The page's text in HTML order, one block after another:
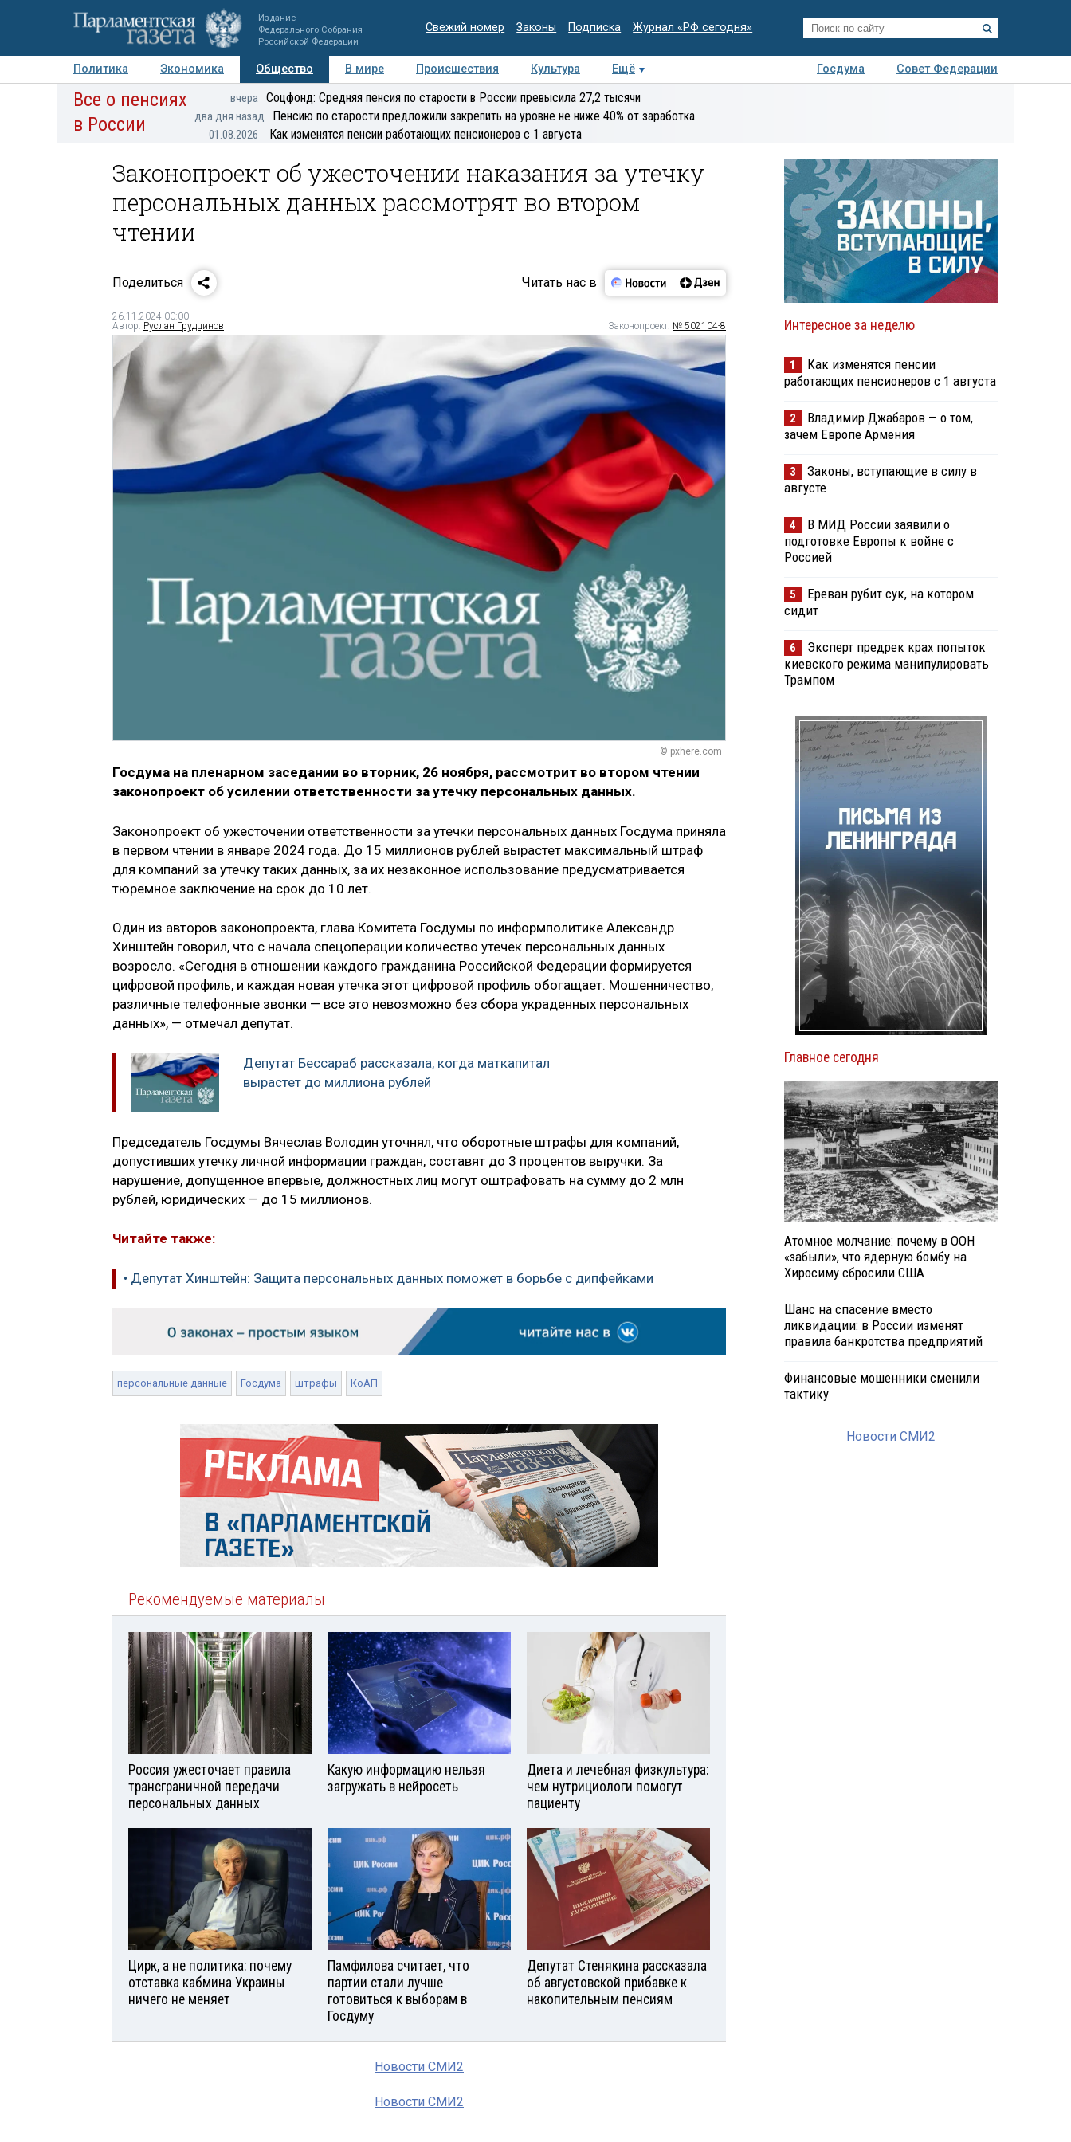
Издание
Федерального Собрания
Российской Федерации
Свежий номер Законы Подписка Журнал «РФ сегодня»
Политика Экономика Общество В мире Происшествия Культура Ещё Госдума
Совет Федерации
Авторы Персоны Мнения Регионы Медиацентр Интервью Колумнисты
экспертиза
Все о пенсиях
в России
вчера Соцфонд: Средняя пенсия по старости в России превысила 27,2 тысячи
два дня назад Пенсию по старости предложили закрепить на уровне не ниже 40% от заработка
01.08.2026 Как изменятся пенсии работающих пенсионеров с 1 августа
Законопроект об ужесточении наказания за утечку
персональных данных рассмотрят во втором
чтении
Поделиться Читать нас в
26.11.2024 00:00
Автор: Руслан Грудцинов Законопроект: № 502104-8
© pxhere.com
Госдума на пленарном заседании во вторник, 26 ноября, рассмотрит во втором чтении
законопроект об усилении ответственности за утечку персональных данных.
Законопроект об ужесточении ответственности за утечки персональных данных Госдума приняла
в первом чтении в январе 2024 года. До 15 миллионов рублей вырастет максимальный штраф
для компаний за утечку таких данных, за их незаконное использование предусматривается
тюремное заключение на срок до 10 лет.
Один из авторов законопроекта, глава Комитета Госдумы по информполитике Александр
Хинштейн говорил, что с начала спецоперации количество утечек персональных данных
возросло. «Сегодня в отношении каждого гражданина Российской Федерации формируется
цифровой профиль, и каждая новая утечка этот цифровой профиль обогащает. Мошенничество,
различные телефонные звонки — все это невозможно без сбора украденных персональных
данных», — отмечал депутат.
Депутат Бессараб рассказала, когда маткапитал
вырастет до миллиона рублей
Председатель Госдумы Вячеслав Володин уточнял, что оборотные штрафы для компаний,
допустивших утечку личной информации граждан, составят до 3 процентов выручки. За
нарушение, допущенное впервые, должностных лиц могут оштрафовать на сумму до 2 млн
рублей, юридических — до 15 миллионов.
Читайте также:
• Депутат Хинштейн: Защита персональных данных поможет в борьбе с дипфейками
персональные данные Госдума штрафы КоАП
Рекомендуемые материалы
Россия ужесточает правила
трансграничной передачи
персональных данных
Какую информацию нельзя
загружать в нейросеть
Диета и лечебная физкультура:
чем нутрициологи помогут
пациенту
Цирк, а не политика: почему
отставка кабмина Украины
ничего не меняет
Памфилова считает, что
партии стали лучше
готовиться к выборам в
Госдуму
Депутат Стенякина рассказала
об августовской прибавке к
накопительным пенсиям
Новости СМИ2
Новости СМИ2
Интересное за неделю
1
Как изменятся пенсии
работающих пенсионеров с 1 августа
2
Владимир Джабаров — о том,
зачем Европе Армения
3
Законы, вступающие в силу в
августе
4
В МИД России заявили о
подготовке Европы к войне с
Россией
5
Ереван рубит сук, на котором
сидит
6
Эксперт предрек крах попыток
киевского режима манипулировать
Трампом
Главное сегодня
Атомное молчание: почему в ООН
«забыли», что ядерную бомбу на
Хиросиму сбросили США
Шанс на спасение вместо
ликвидации: в России изменят
правила банкротства предприятий
Финансовые мошенники сменили
тактику
Новости СМИ2